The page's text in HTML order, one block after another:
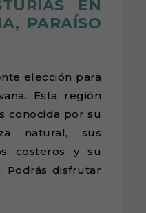
EN
PARAÍSO
elección para
Esta región
conocida por su
natural, sus
costeros y su
Podrás disfrutar